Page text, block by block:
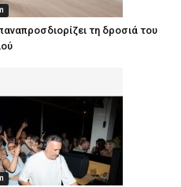
τη δροσιά του